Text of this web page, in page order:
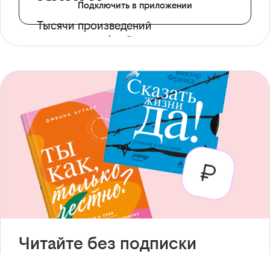
Тысячи произведений
с доступом офлайн
Подключить в приложении
Читайте без подписки